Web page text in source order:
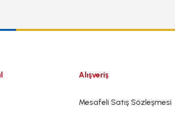
Alışveriş
Mesafeli Satış Sözleşmesi